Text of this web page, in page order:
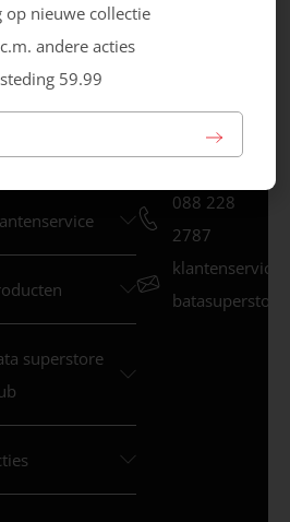
Vr 09.30 – 20.00 uur
Za 09.30 – 17.00 uur
Zo – Gesloten *
superstore
088 228
2787
op nieuwe collectie
andere acties
59.99